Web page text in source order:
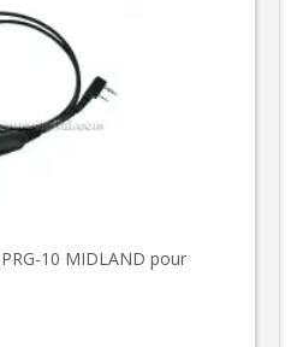
10 MIDLAND pour